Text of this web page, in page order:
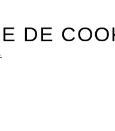
DE